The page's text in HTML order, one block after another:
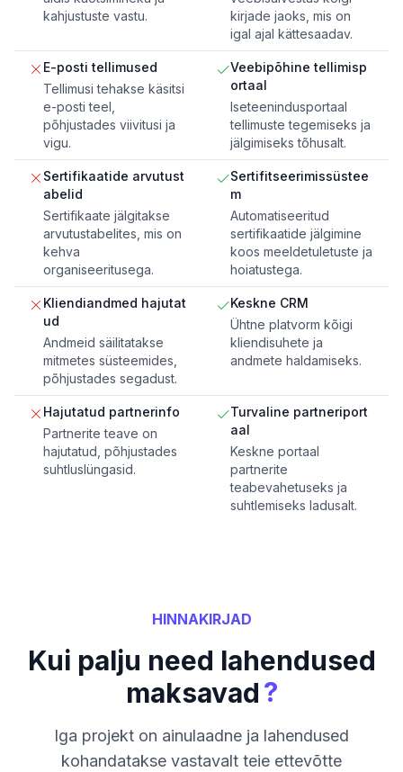
kahjustuste vastu.
kirjade jaoks, mis on
igal ajal kättesaadav.
E-posti tellimused
Tellimusi tehakse käsitsi
e-posti teel,
põhjustades viivitusi ja
vigu.
Veebipõhine tellimisp
ortaal
Iseteenindusportaal
tellimuste tegemiseks ja
jälgimiseks tõhusalt.
Sertifikaatide arvutust
abelid
Sertifikaate jälgitakse
arvutustabelites, mis on
kehva
organiseeritusega.
Sertifitseerimissüstee
m
Automatiseeritud
sertifikaatide jälgimine
koos meeldetuletuste ja
hoiatustega.
Kliendiandmed hajutat
ud
Andmeid säilitatakse
mitmetes süsteemides,
põhjustades segadust.
Keskne CRM
Ühtne platvorm kõigi
kliendisuhete ja
andmete haldamiseks.
Hajutatud partnerinfo
Partnerite teave on
hajutatud, põhjustades
suhtluslüngasid.
Turvaline partneriport
aal
Keskne portaal
partnerite
teabevahetuseks ja
suhtlemiseks ladusalt.
HINNAKIRJAD
Kui palju need lahendused
maksavad?
Iga projekt on ainulaadne ja lahendused
kohandatakse vastavalt teie ettevõtte